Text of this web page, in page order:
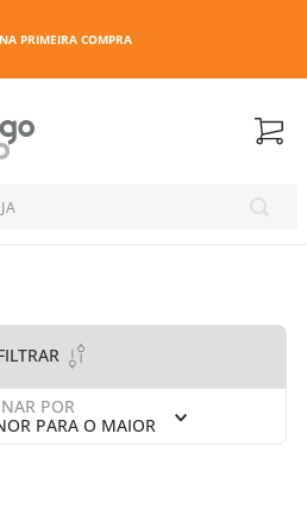
PRIMEIRA COMPRA
POR
PARA O MAIOR